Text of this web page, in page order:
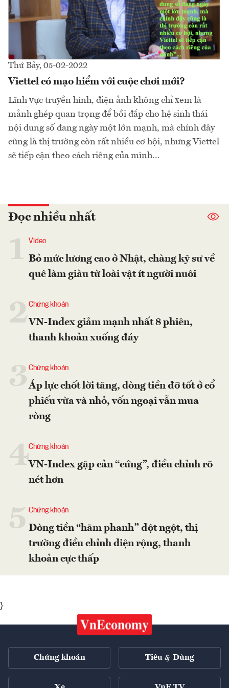
Thứ Bảy, 05-02-2022
Viettel có mạo hiểm với cuộc chơi mới?
Lĩnh vực truyền hình, điện ảnh không chỉ xem là
mảnh ghép quan trọng để bồi đắp cho hệ sinh thái
nội dung số đang ngày một lớn mạnh, mà chính đây
cũng là thị trường còn rất nhiều cơ hội, nhưng Viettel
sẽ tiếp cận theo cách riêng của mình...
Đọc nhiều nhất
Video
Bỏ mức lương cao ở Nhật, chàng kỹ sư về
quê làm giàu từ loài vật ít người nuôi
2Chứng khoán
VN-Index giảm mạnh nhất 8 phiên,
thanh khoản xuống đáy
Chứng khoán
Áp lực chốt lời tăng, dòng tiền đỡ tốt ở cổ
phiếu vừa và nhỏ, vốn ngoại vẫn mua
ròng
4Chứng khoán
VN-Index gặp cản “cứng”, điều chỉnh rõ
nét hơn
Chứng khoán
Dòng tiền “hãm phanh” đột ngột, thị
trường điều chỉnh diện rộng, thanh
khoản cực thấp
}
Chứng khoán Tiêu & Dùng